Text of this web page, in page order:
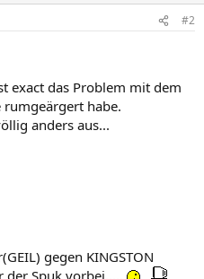
#2
exact das Problem mit dem
habe.
anders aus...
gegen KINGSTON
der Spuk vorbei.....